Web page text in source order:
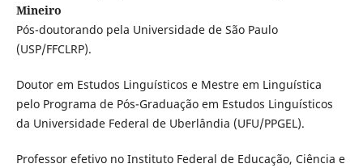
Mineiro
Pós-doutorando pela Universidade de São Paulo
(USP/FFCLRP).
Doutor em Estudos Linguísticos e Mestre em Linguística
pelo Programa de Pós-Graduação em Estudos Linguísticos
da Universidade Federal de Uberlândia (UFU/PPGEL).
Professor efetivo no Instituto Federal de Educação, Ciência e